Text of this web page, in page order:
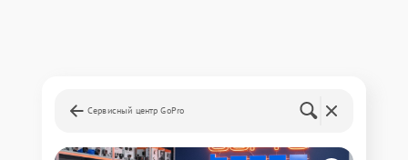
Сервисный центр GoPro